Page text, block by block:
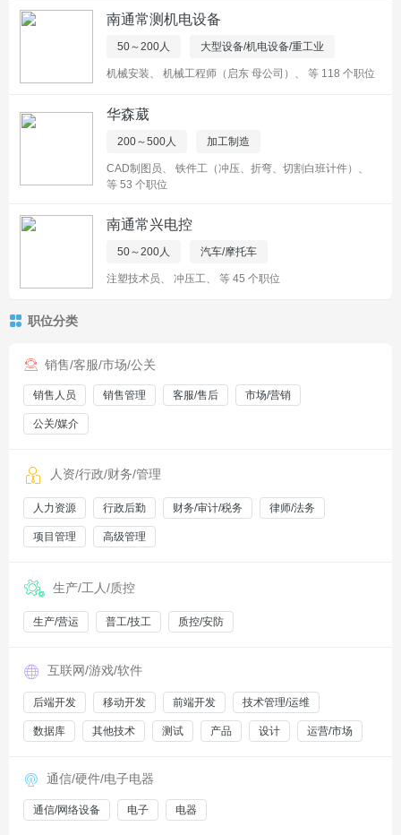
南通常测机电设备
50～200人 大型设备/机电设备/重工业
机械安装、 机械工程师（启东 母公司） 、 等 118 个职位
华森葳
200～500人 加工制造
CAD制图员、 铁件工（冲压、折弯、切割白班计件） 、
等 53 个职位
南通常兴电控
50～200人 汽车/摩托车
注塑技术员、 冲压工、 等 45 个职位
职位分类
销售/客服/市场/公关
销售人员 销售管理 客服/售后 市场/营销
公关/媒介
人资/行政/财务/管理
人力资源 行政后勤 财务/审计/税务 律师/法务
项目管理 高级管理
生产/工人/质控
生产/营运 普工/技工 质控/安防
互联网/游戏/软件
后端开发 移动开发 前端开发 技术管理/运维
数据库 其他技术 测试 产品 设计 运营/市场
通信/硬件/电子电器
通信/网络设备 电子 电器